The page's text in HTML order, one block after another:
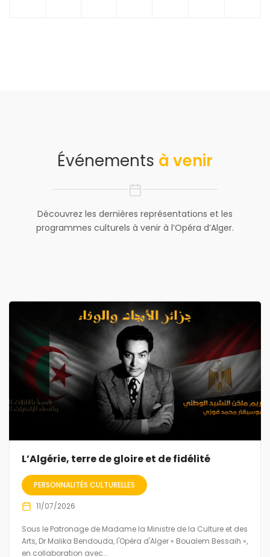
Événements à venir
Découvrez les dernières représentations et les
programmes culturels à venir à l’Opéra d’Alger.
L’Algérie, terre de gloire et de fidélité
PERSONNALITÉS CULTURELLES
11/07/2026
Sous le Patronage de Madame la Ministre de la Culture et des
Arts, Dr Malika Bendouda, l'Opéra d'Alger « Boualem Bessaih »,
en collaboration avec...